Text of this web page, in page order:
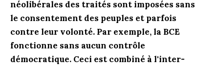
néolibérales des traités sont imposées sans
le consentement des peuples et parfois
contre leur volonté. Par exemple, la BCE
fonctionne sans aucun contrôle
démocratique. Ceci est combiné à l'inter-